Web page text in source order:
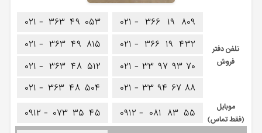
تلفن دفتر
فروش
۰۲۱ - ۳۶۶ ۱۹ ۸۰۹
۰۲۱ - ۳۶۶ ۱۹ ۴۳۲
۰۲۱ - ۳۳ ۹۷ ۹۳ ۷۰
۰۲۱ - ۳۳ ۹۴ ۶۷ ۸۸
۰۲۱ - ۳۶۳ ۴۹ ۰۵۳
۰۲۱ - ۳۶۳ ۴۹ ۸۱۵
۰۲۱ - ۳۶۳ ۴۸ ۵۱۲
۰۲۱ - ۳۶۳ ۴۸ ۵۰۴
موبایل
(فقط تماس)
۰۹۱۲ - ۰۸۱ ۸۳ ۵۵ ۰۹۱۲ - ۰۷۳ ۳۵ ۴۵